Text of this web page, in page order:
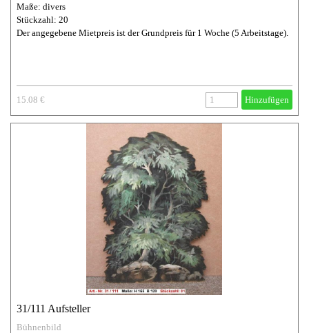
Maße: divers
Stückzahl: 20
Der angegebene Mietpreis ist der Grundpreis für 1 Woche (5 Arbeitstage).
15.08 € Hinzufügen
31/111 Aufsteller
Bühnenbild